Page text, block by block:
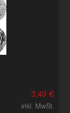
3,49 €
inkl. MwSt.